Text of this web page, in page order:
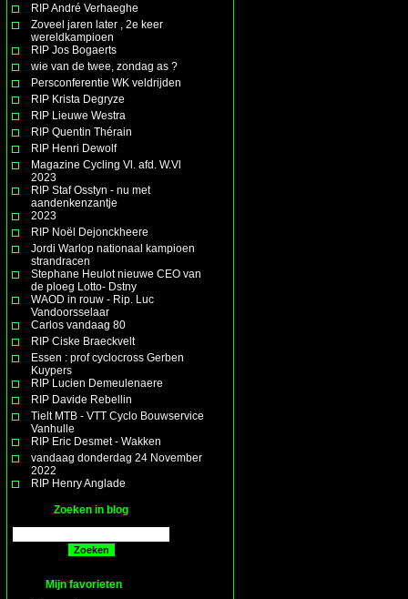
RIP André Verhaeghe
Zoveel jaren later , 2e keer
wereldkampioen
RIP Jos Bogaerts
wie van de twee, zondag as ?
Persconferentie WK veldrijden
RIP Krista Degryze
RIP Lieuwe Westra
RIP Quentin Thérain
RIP Henri Dewolf
Magazine Cycling Vl. afd. W.Vl
2023
RIP Staf Osstyn - nu met
aandenkenzantje
2023
RIP Noël Dejonckheere
Jordi Warlop nationaal kampioen
strandracen
Stephane Heulot nieuwe CEO van
de ploeg Lotto- Dstny
WAOD in rouw - Rip. Luc
Vandoorsselaar
Carlos vandaag 80
RIP Ciske Braeckvelt
Essen : prof cyclocross Gerben
Kuypers
RIP Lucien Demeulenaere
RIP Davide Rebellin
Tielt MTB - VTT Cyclo Bouwservice
Vanhulle
RIP Eric Desmet - Wakken
vandaag donderdag 24 November
2022
RIP Henry Anglade
Zoeken in blog
Mijn favorieten